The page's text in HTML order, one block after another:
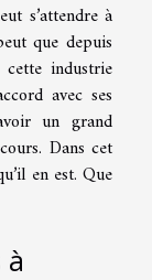
s’attendre à
que depuis
industrie
avec ses
un grand
Dans cet
en est. Que